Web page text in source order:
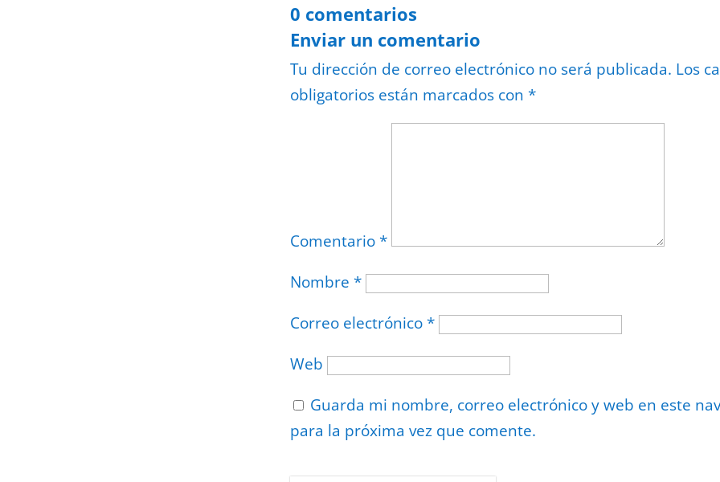
0 comentarios
Enviar un comentario
Tu dirección de correo electrónico no será publicada. Los
obligatorios están marcados con *
Comentario *
Nombre *
Correo electrónico *
Web
Guarda mi nombre, correo electrónico y web en este
para la próxima vez que comente.